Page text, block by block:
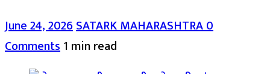
June 24, 2026SATARK MAHARASHTRA0
Comments1 min read